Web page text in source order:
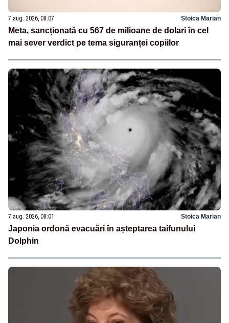
7 aug. 2026, 08:07 Stoica Marian
Meta, sancționată cu 567 de milioane de dolari în cel
mai sever verdict pe tema siguranței copiilor
7 aug. 2026, 08:01 Stoica Marian
Japonia ordonă evacuări în așteptarea taifunului
Dolphin